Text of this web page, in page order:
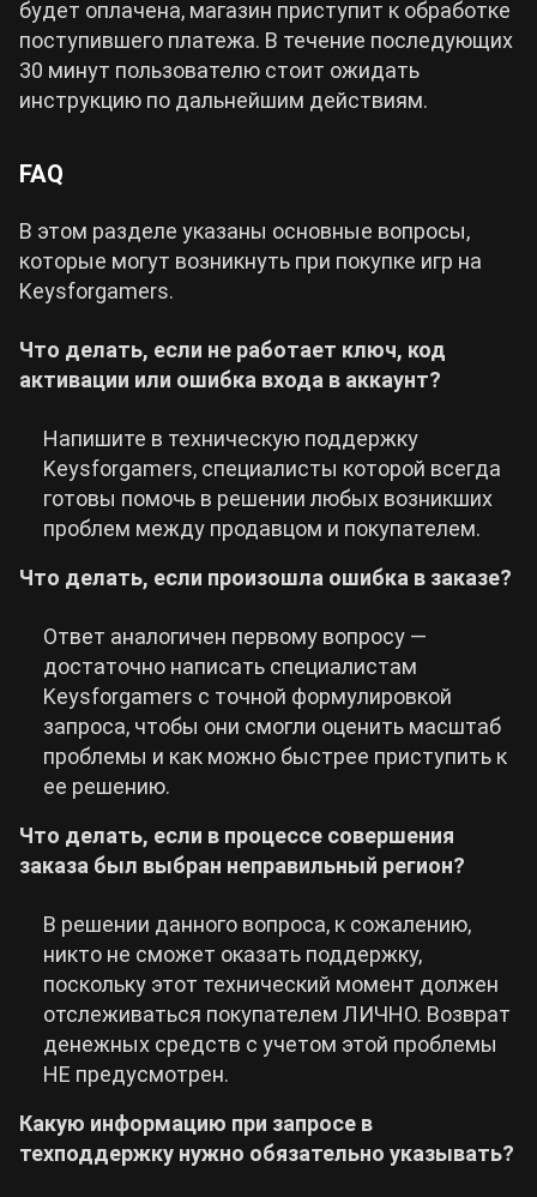
будет оплачена, магазин приступит к обработке
поступившего платежа. В течение последующих
30 минут пользователю стоит ожидать
инструкцию по дальнейшим действиям.
FAQ
В этом разделе указаны основные вопросы,
которые могут возникнуть при покупке игр на
Keysforgamers.
Что делать, если не работает ключ, код
активации или ошибка входа в аккаунт?
Напишите в техническую поддержку
Keysforgamers, специалисты которой всегда
готовы помочь в решении любых возникших
проблем между продавцом и покупателем.
Что делать, если произошла ошибка в заказе?
Ответ аналогичен первому вопросу —
достаточно написать специалистам
Keysforgamers с точной формулировкой
запроса, чтобы они смогли оценить масштаб
проблемы и как можно быстрее приступить к
ее решению.
Что делать, если в процессе совершения
заказа был выбран неправильный регион?
В решении данного вопроса, к сожалению,
никто не сможет оказать поддержку,
поскольку этот технический момент должен
отслеживаться покупателем ЛИЧНО. Возврат
денежных средств с учетом этой проблемы
НЕ предусмотрен.
Какую информацию при запросе в
техподдержку нужно обязательно указывать?